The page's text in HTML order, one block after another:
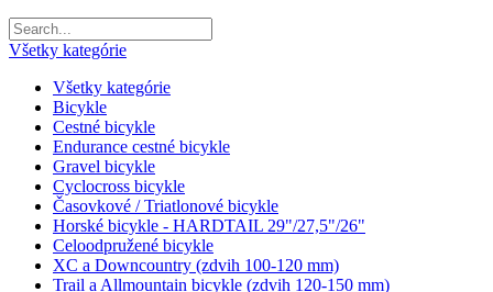
Všetky kategórie
Všetky kategórie
Bicykle
Cestné bicykle
Endurance cestné bicykle
Gravel bicykle
Cyclocross bicykle
Časovkové / Triatlonové bicykle
Horské bicykle - HARDTAIL 29"/27,5"/26"
Celoodpružené bicykle
XC a Downcountry (zdvih 100-120 mm)
Trail a Allmountain bicykle (zdvih 120-150 mm)